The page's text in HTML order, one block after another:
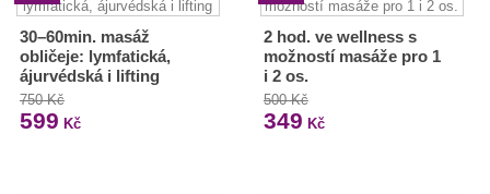
30–60min. masáž
obličeje: lymfatická,
ájurvédská i lifting
750 Kč
599 Kč
2 hod. ve wellness s
možností masáže pro 1
i 2 os.
500 Kč
349 Kč